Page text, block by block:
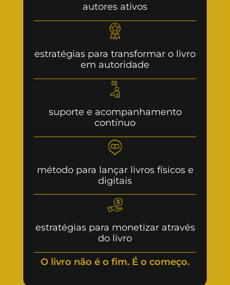
autores ativos
estratégias para transformar o livro
em autoridade
suporte e acompanhamento
contínuo
método para lançar livros físicos e
digitais
estratégias para monetizar através
do livro
O livro não é o fim. É o começo.